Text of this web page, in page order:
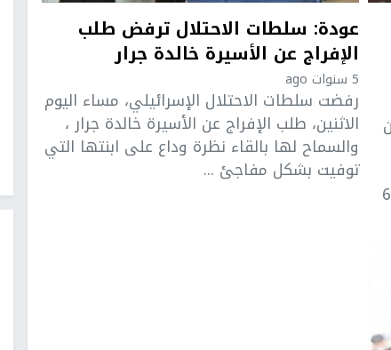
جرار (61
عودة: سلطات الاحتلال ترفض طلب
الإفراج عن الأسيرة خالدة جرار
5 سنوات ago
رفضت سلطات الاحتلال الإسرائيلي، مساء اليوم
الاثنين، طلب الإفراج عن الأسيرة خالدة جرار ،
والسماح لها بالقاء نظرة وداع على ابنتها التي
توفيت بشكل مفاجئ ...